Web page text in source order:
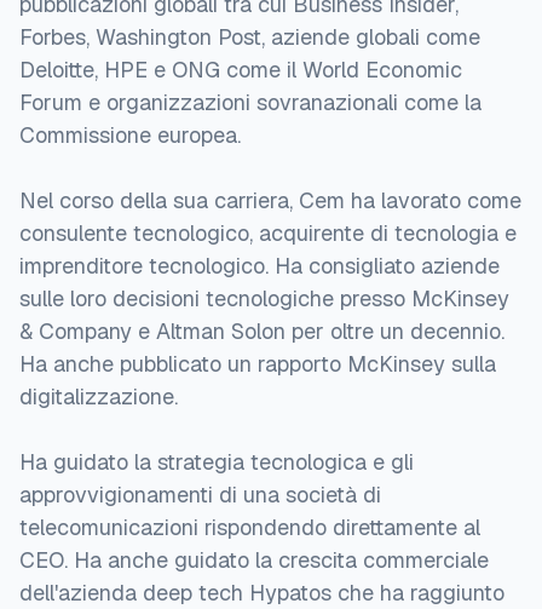
Forbes, Washington Post, aziende globali come
Deloitte, HPE e ONG come il World Economic
Forum e organizzazioni sovranazionali come la
Commissione europea.
Nel corso della sua carriera, Cem ha lavorato come
consulente tecnologico, acquirente di tecnologia e
imprenditore tecnologico. Ha consigliato aziende
sulle loro decisioni tecnologiche presso McKinsey
& Company e Altman Solon per oltre un decennio.
Ha anche pubblicato un rapporto McKinsey sulla
digitalizzazione.
Ha guidato la strategia tecnologica e gli
approvvigionamenti di una società di
telecomunicazioni rispondendo direttamente al
CEO. Ha anche guidato la crescita commerciale
dell'azienda deep tech Hypatos che ha raggiunto